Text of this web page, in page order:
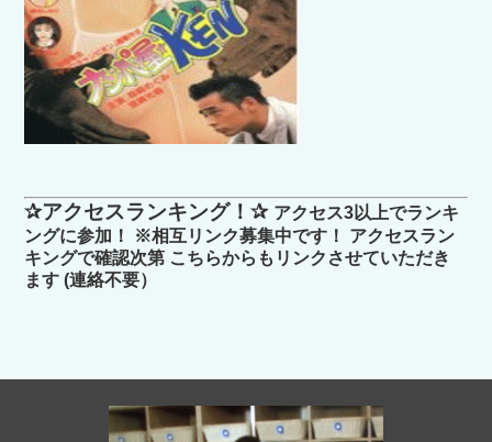
✰アクセスランキング！✰ アクセス3以上でランキ
ングに参加！ ※相互リンク募集中です！ アクセスラン
キングで確認次第 こちらからもリンクさせていただき
ます (連絡不要）